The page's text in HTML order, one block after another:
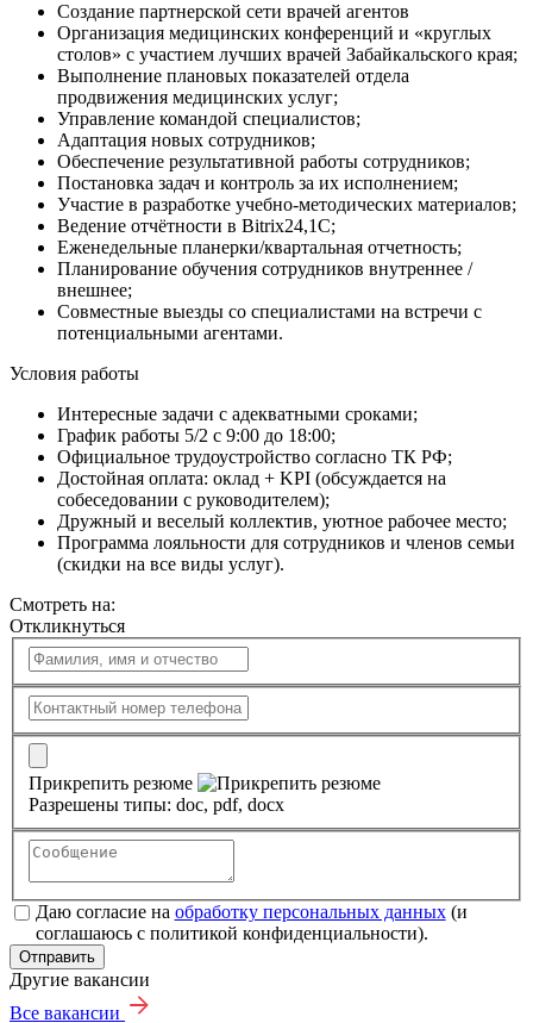
Создание партнерской сети врачей агентов
Организация медицинских конференций и «круглых
столов» с участием лучших врачей Забайкальского края;
Выполнение плановых показателей отдела
продвижения медицинских услуг;
Управление командой специалистов;
Адаптация новых сотрудников;
Обеспечение результативной работы сотрудников;
Постановка задач и контроль за их исполнением;
Участие в разработке учебно-методических материалов;
Ведение отчётности в Bitrix24,1С;
Еженедельные планерки/квартальная отчетность;
Планирование обучения сотрудников внутреннее /
внешнее;
Совместные выезды со специалистами на встречи с
потенциальными агентами.
Условия работы
Интересные задачи с адекватными сроками;
График работы 5/2 с 9:00 до 18:00;
Официальное трудоустройство согласно ТК РФ;
Достойная оплата: оклад + KPI (обсуждается на
собеседовании с руководителем);
Дружный и веселый коллектив, уютное рабочее место;
Программа лояльности для сотрудников и членов семьи
(скидки на все виды услуг).
Смотреть на:
Откликнуться
Прикрепить резюме
Разрешены типы: doc, pdf, docx
Даю согласие на обработку персональных данных(и
соглашаюсь с политикой конфиденциальности).
Отправить
Другие вакансии
Все вакансии